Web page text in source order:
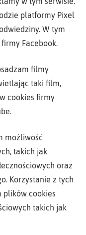
platformy Pixel
W tym
Facebook.
filmy
taki film,
cookies firmy
możliwość
takich jak
oraz
Korzystanie z tych
plików cookies
takich jak